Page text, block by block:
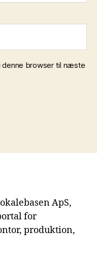
denne browser til næste
ApS,
for
produktion,